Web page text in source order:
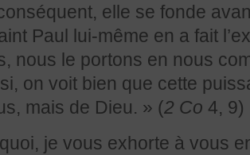
elle se fonde
Paul lui-même en a fait
nous le portons en nous
on voit bien que cette
mais de Dieu. » (2 Co 4, 9)
je vous exhorte à vous